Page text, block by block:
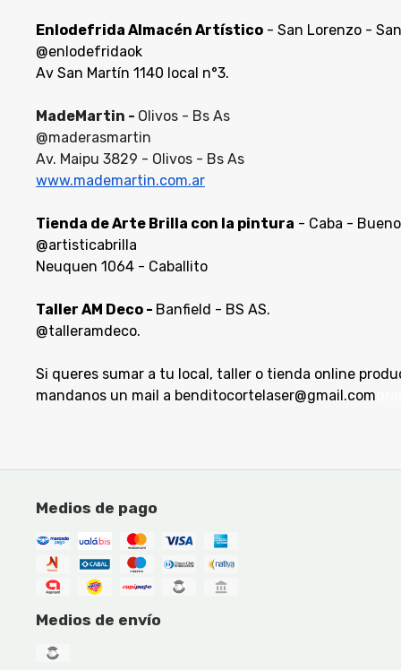
Enlodefrida Almacén Artístico - San Lorenzo -
@enlodefridaok
Av San Martín 1140 local n°3.
MadeMartin - Olivos - Bs As
@maderasmartin
Av. Maipu 3829 - Olivos - Bs As
www.mademartin.com.ar
Tienda de Arte Brilla con la pintura - Caba -
@artisticabrilla
Neuquen 1064 - Caballito
Taller AM Deco - Banfield - BS AS.
@talleramdeco.
Si queres sumar a tu local, taller o tienda online
mandanos un mail a benditocortelaser@gmail.com
Medios de pago
Medios de envío